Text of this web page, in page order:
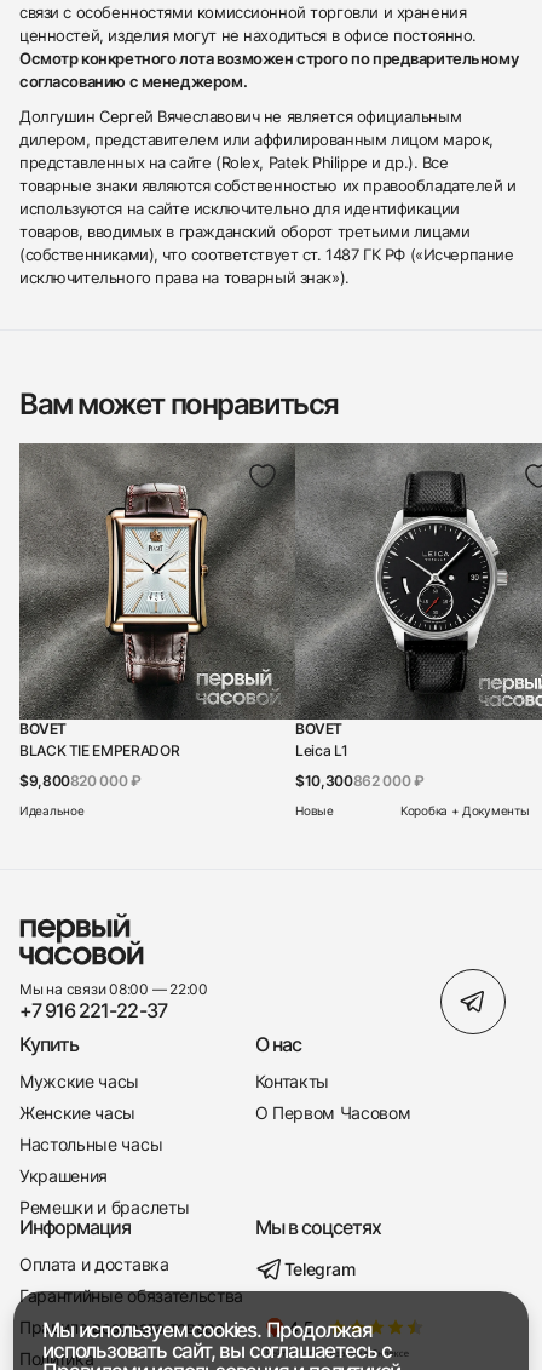
+7 916 221-22-37
Мы насвязи 08:00 — 19:00
связи с особенностями комиссионной торговли и хранения
ценностей, изделия могут не находиться в офисе постоянно.
Осмотр конкретного лота возможен строго по предварительному
согласованию с менеджером.
Долгушин Сергей Вячеславович не является официальным
дилером, представителем или аффилированным лицом марок,
представленных на сайте (Rolex, Patek Philippe и др.). Все
товарные знаки являются собственностью их правообладателей и
используются на сайте исключительно для идентификации
товаров, вводимых в гражданский оборот третьими лицами
(собственниками), что соответствует ст. 1487 ГК РФ («Исчерпание
исключительного права на товарный знак»).
Вам может понравиться
BOVET
BLACK TIE EMPERADOR
$9,800820 000 ₽
Идеальное
BOVET
Leica L1
$10,300862 000 ₽
Новые Коробка + Документы
Мы на связи 08:00 — 22:00
+7 916 221-22-37
Купить
Мужские часы
Женские часы
Настольные часы
Украшения
Ремешки и браслеты
О нас
Контакты
О Первом Часовом
Информация
Оплата и доставка
Гарантийные обязательства
Правила возврата товара
Политика
Мы в соцсетях
Telegram
Мы используем cookies. Продолжая
использовать сайт, вы соглашаетесь с